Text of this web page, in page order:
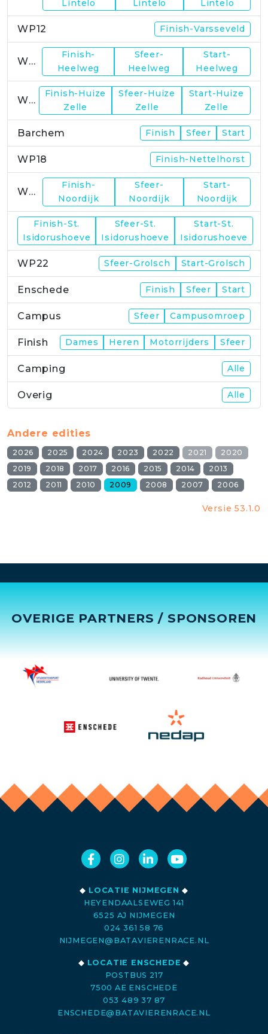
Lintelo Lintelo Lintelo
WP12 Finish-Varsseveld
WP13
Finish-
Heelweg
Sfeer-
Heelweg
Start-
Heelweg
WP15
Finish-Huize
Zelle
Sfeer-Huize
Zelle
Start-Huize
Zelle
Barchem Finish Sfeer Start
WP18 Finish-Nettelhorst
WP19
Finish-
Noordijk
Sfeer-
Noordijk
Start-
Noordijk
Finish-St.
Isidorushoeve
Sfeer-St.
Isidorushoeve
Start-St.
Isidorushoeve
WP22 Sfeer-Grolsch Start-Grolsch
Enschede Finish Sfeer Start
Campus Sfeer Campusomroep
Finish Dames Heren Motorrijders Sfeer
Camping Alle
Overig Alle
Andere edities
2026 2025 2024 2023 2022 2021
2020
2019
2018 2017 2016 2015 2014
2013
2012
2011 2010 2009 2008 2007 2006
Versie 53.1.0
OVERIGE PARTNERS / SPONSOREN
◆ LOCATIE NIJMEGEN ◆
HEYENDAALSEWEG 141
6525 AJ NIJMEGEN
024 361 58 76
NIJMEGEN@BATAVIERENRACE.NL
◆ LOCATIE ENSCHEDE ◆
POSTBUS 217
7500 AE ENSCHEDE
053 489 37 87
ENSCHEDE@BATAVIERENRACE.NL